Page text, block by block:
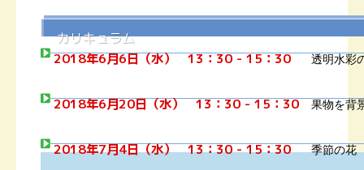
カリキュラム
2018年6月6日（水） 13：30 - 15：30透明水彩
2018年6月20日（水） 13：30 - 15：30果物を背
2018年7月4日（水） 13：30 - 15：30季節の花